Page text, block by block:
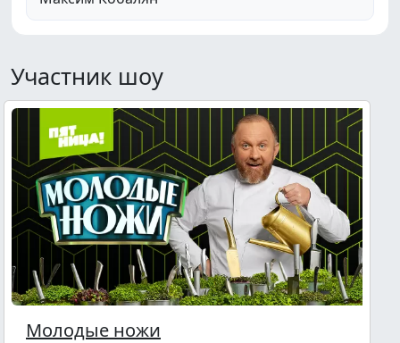
Участник шоу
Молодые ножи